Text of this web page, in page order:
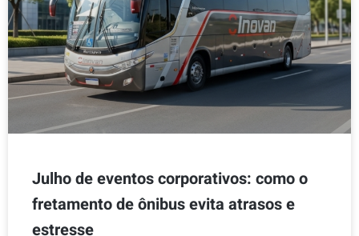
Julho de eventos corporativos: como o
fretamento de ônibus evita atrasos e
estresse